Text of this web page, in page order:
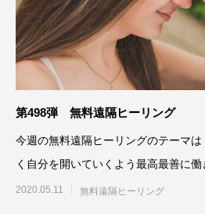
第498弾 無料遠隔ヒーリング
今週の無料遠隔ヒーリングのテーマ
く自分を開いていくよう最高最善に働
る方は、「無料遠隔ヒーリ
2020.05.11 無料遠隔ヒーリング